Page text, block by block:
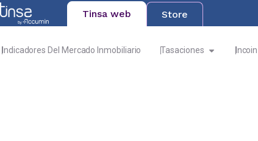
Tinsa web Store
Indicadores Del Mercado Inmobiliario Tasaciones Incoin